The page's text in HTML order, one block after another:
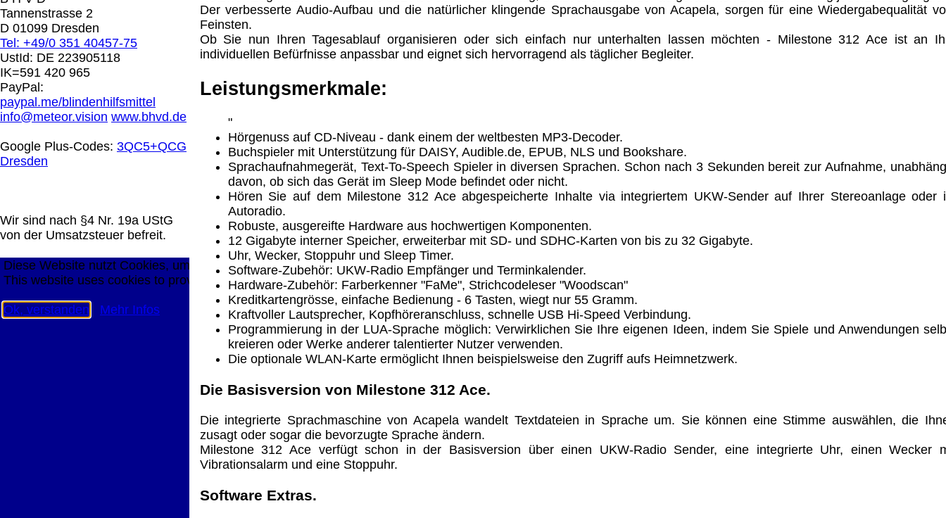
Tannenstrasse 2
D 01099 Dresden
Tel: +49/0 351 40457-75
UstId: DE 223905118
IK=591 420 965
PayPal:
paypal.me/blindenhilfsmittel
info@meteor.vision www.bhvd.de
Google Plus-Codes: 3QC5+QCG
Dresden
Wir sind nach §4 Nr. 19a UStG
von der Umsatzsteuer befreit.
Der verbesserte Audio-Aufbau und die natürlicher klingende Sprachausgabe von Acapela, sorgen für eine Wiedergabequalität
Feinsten.
Ob Sie nun Ihren Tagesablauf organisieren oder sich einfach nur unterhalten lassen möchten - Milestone 312 Ace ist an
individuellen Befürfnisse anpassbar und eignet sich hervorragend als täglicher Begleiter.
Leistungsmerkmale:
"
Hörgenuss auf CD-Niveau - dank einem der weltbesten MP3-Decoder.
Buchspieler mit Unterstützung für DAISY, Audible.de, EPUB, NLS und Bookshare.
Sprachaufnahmegerät, Text-To-Speech Spieler in diversen Sprachen. Schon nach 3 Sekunden bereit zur Aufnahme,
davon, ob sich das Gerät im Sleep Mode befindet oder nicht.
Hören Sie auf dem Milestone 312 Ace abgespeicherte Inhalte via integriertem UKW-Sender auf Ihrer Stereoanlage oder
Autoradio.
Robuste, ausgereifte Hardware aus hochwertigen Komponenten.
12 Gigabyte interner Speicher, erweiterbar mit SD- und SDHC-Karten von bis zu 32 Gigabyte.
Uhr, Wecker, Stoppuhr und Sleep Timer.
Software-Zubehör: UKW-Radio Empfänger und Terminkalender.
Hardware-Zubehör: Farberkenner "FaMe", Strichcodeleser "Woodscan"
Kreditkartengrösse, einfache Bedienung - 6 Tasten, wiegt nur 55 Gramm.
Kraftvoller Lautsprecher, Kopfhöreranschluss, schnelle USB Hi-Speed Verbindung.
Programmierung in der LUA-Sprache möglich: Verwirklichen Sie Ihre eigenen Ideen, indem Sie Spiele und Anwendungen
kreieren oder Werke anderer talentierter Nutzer verwenden.
Die optionale WLAN-Karte ermöglicht Ihnen beispielsweise den Zugriff aufs Heimnetzwerk.
Die Basisversion von Milestone 312 Ace.
Die integrierte Sprachmaschine von Acapela wandelt Textdateien in Sprache um. Sie können eine Stimme auswählen, die
zusagt oder sogar die bevorzugte Sprache ändern.
Milestone 312 Ace verfügt schon in der Basisversion über einen UKW-Radio Sender, eine integrierte Uhr, einen Wecker
Vibrationsalarm und eine Stoppuhr.
Software Extras.
0.00 €
Die in diesem Dokument genannten Warenzeichen sind Eigentum der jeweiligen Firmen. Preisänderungen, Irrtümer und
technische Änderungen vorbehalten.
letzte Änderung: 10. März 2026 Blinden Hilfsmittel Vertrieb Dresden,
Mit einem Urteil vom 12.05.1998 - 312 O 85/98 - Haftung für Links hat das Landgericht Hamburg entschieden, dass man durch
die Anbringung eines Links, die Inhalte der gelinkten Seite ggf. mit zu verantworten hat. Dieses kann nur dadurch verhindert
werden, dass man sich ausdrücklich von diesen Inhalten distanziert. Hiermit distanzieren wir uns ausdrücklich von allen Inhalten,
aller gelinkten Seiten auf unserer Homepage und machen uns diese Inhalte nicht zu eigen. Diese Erklärung gilt für alle auf
unserer Homepage angebrachten Links.
Die Europäische Kommission stellt eine Plattform zur Online-Streitbeilegung (OS) bereit. Die Plattform finden Sie unter
Unsere E-Mailadresse lautet:info@meteor.vision.
Seitenanfang
Impressum AGB Widerruf Datenschutz
große Anzeige Schließen X
Diese Website nutzt Cookies, um bestmögliche Funktionalität bieten zu können.
This website uses cookies to provide the best possible functionality.
Ok, verstanden Mehr Infos